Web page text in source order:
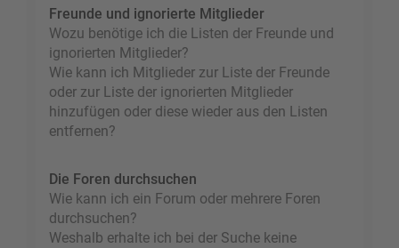
Freunde und ignorierte Mitglieder
Wozu benötige ich die Listen der Freunde und
ignorierten Mitglieder?
Wie kann ich Mitglieder zur Liste der Freunde
oder zur Liste der ignorierten Mitglieder
hinzufügen oder diese wieder aus den Listen
entfernen?
Die Foren durchsuchen
Wie kann ich ein Forum oder mehrere Foren
durchsuchen?
Weshalb erhalte ich bei der Suche keine